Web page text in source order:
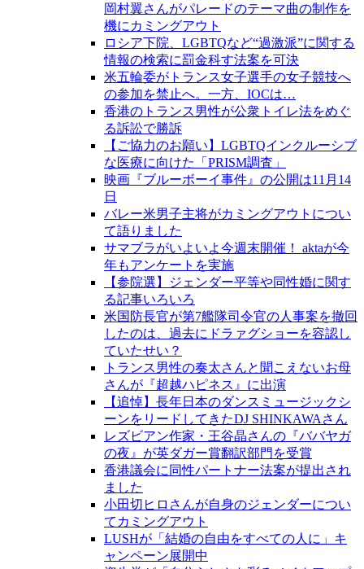
岡村翼さんがパレードのテーマ曲の制作を
機にカミングアウト
ロシア下院、LGBTQなど“過激派”に関する
情報の検索に罰金科す法案を可決
米五輪委がトランス女子選手の女子競技へ
の参加を禁止へ。一方、IOCは…
香港のトランス男性が公衆トイレ法をめぐ
る訴訟で勝訴
【ご協力のお願い】LGBTQインクルーシブ
な医療に向けた「PRISM調査」
映画『ブルーボーイ事件』の公開は11月14
日
バレー米男子主将がカミングアウトについ
て語りました
サマブラがいよいよ今週末開催！ aktaが今
年もアンケートを実施
【参院選】ジェンダー平等や同性婚に関す
る記事いろいろ
米国防長官が第7艦隊司令官の人事案を撤回
したのは、過去にドラァグショーを容認し
ていたせい？
トランス男性の奏太さんと聞こえないお母
さんが『超越ハピネス』に出演
【追悼】長年日本のダンスミュージックシ
ーンをリードしてきたDJ SHINKAWAさん
レズビアン作家・王谷晶さんの『ババヤガ
の夜』が英ダガー賞翻訳部門を受賞
香港議会に同性パートナー法案が提出され
ました
小田切ヒロさんが自身のジェンダーについ
てカミングアウト
LUSHが「結婚の自由をすべての人に」キ
ャンペーン展開中